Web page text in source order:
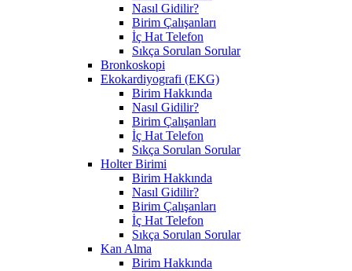
Nasıl Gidilir?
Birim Çalışanları
İç Hat Telefon
Sıkça Sorulan Sorular
Bronkoskopi
Ekokardiyografi (EKG)
Birim Hakkında
Nasıl Gidilir?
Birim Çalışanları
İç Hat Telefon
Sıkça Sorulan Sorular
Holter Birimi
Birim Hakkında
Nasıl Gidilir?
Birim Çalışanları
İç Hat Telefon
Sıkça Sorulan Sorular
Kan Alma
Birim Hakkında